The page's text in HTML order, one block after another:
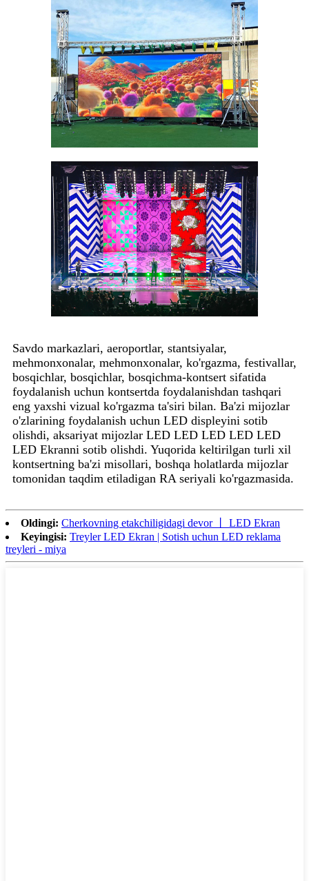
Savdo markazlari, aeroportlar, stantsiyalar,
mehmonxonalar, mehmonxonalar, ko'rgazma, festivallar,
bosqichlar, bosqichlar, bosqichma-kontsert sifatida
foydalanish uchun kontsertda foydalanishdan tashqari
eng yaxshi vizual ko'rgazma ta'siri bilan. Ba'zi mijozlar
o'zlarining foydalanish uchun LED displeyini sotib
olishdi, aksariyat mijozlar LED LED LED LED LED
LED Ekranni sotib olishdi. Yuqorida keltirilgan turli xil
kontsertning ba'zi misollari, boshqa holatlarda mijozlar
tomonidan taqdim etiladigan RA seriyali ko'rgazmasida.
Oldingi: Cherkovning etakchiligidagi devor 丨 LED Ekran
Keyingisi: Treyler LED Ekran | Sotish uchun LED reklama
treyleri - miya